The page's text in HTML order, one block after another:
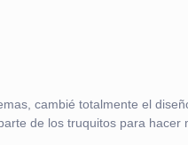
cambié totalmente el
de los truquitos para